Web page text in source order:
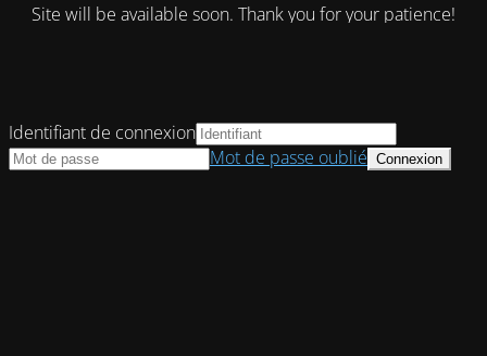
Site will be available soon. Thank you for your patience!
Identifiant de connexion
Mot de passe oublié